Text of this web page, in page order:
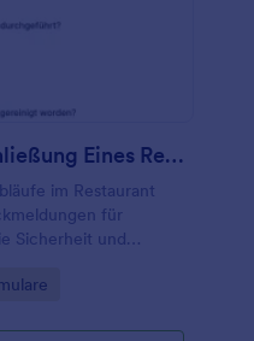
Rückblick Auf Die Schließung Eines Restaurants Bewertungsformular
im Restaurant
für
Sicherheit und
in Jotform.